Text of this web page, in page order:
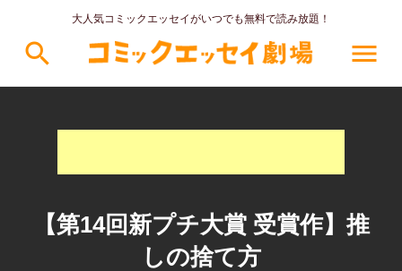
大人気コミックエッセイがいつでも無料で読み放題！
search menu
【第14回新プチ大賞 受賞作】推
しの捨て方